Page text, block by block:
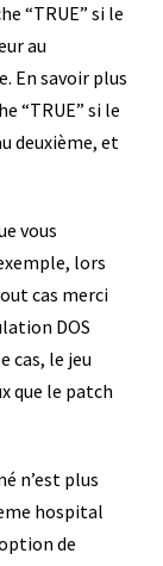
“TRUE” si le
au
En savoir plus
“TRUE” si le
deuxième, et
vous
lors
cas merci
DOS
cas, le jeu
que le patch
n’est plus
hospital
de